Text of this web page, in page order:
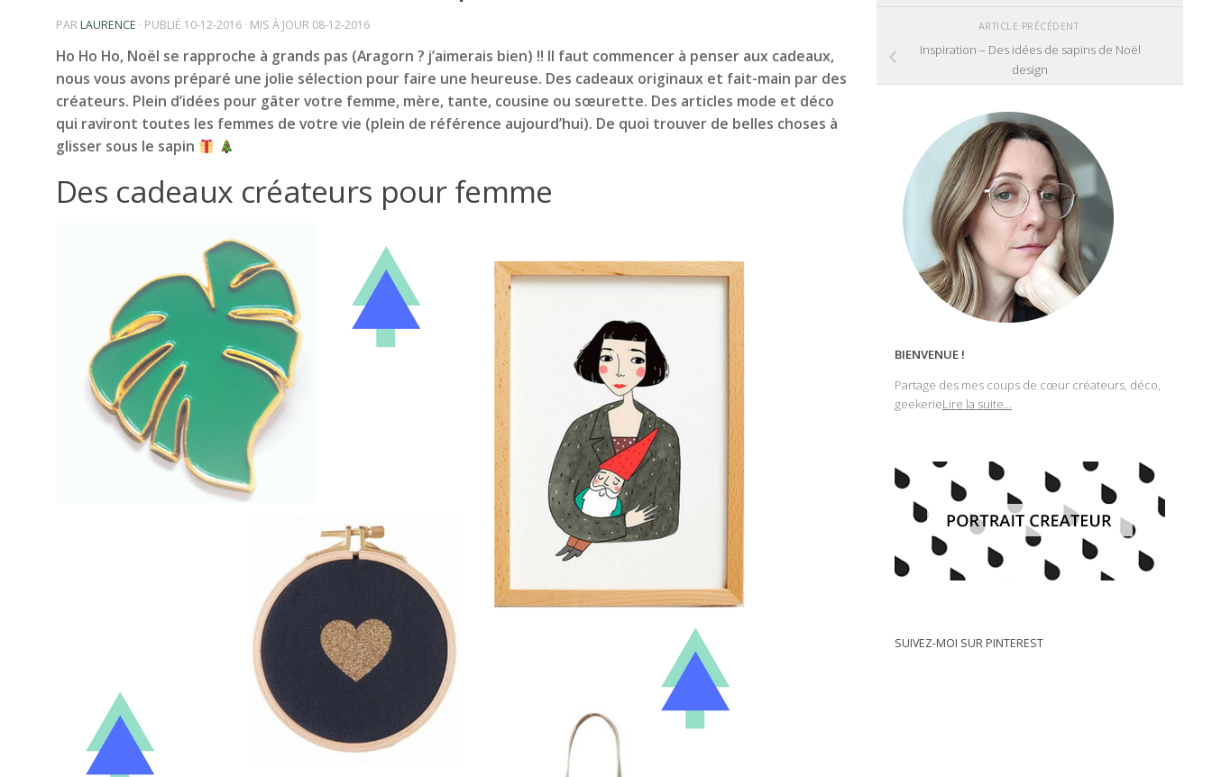
PAR LAURENCE · PUBLIÉ 10-12-2016 · MIS À JOUR 08-12-2016
Ho Ho Ho, Noël se rapproche à grands pas (Aragorn ? j’aimerais bien) !! Il faut commencer à penser aux cadeaux,
nous vous avons préparé une jolie sélection pour faire une heureuse. Des cadeaux originaux et fait-main par des
créateurs. Plein d’idées pour gâter votre femme, mère, tante, cousine ou sœurette. Des articles mode et déco
qui raviront toutes les femmes de votre vie (plein de référence aujourd’hui). De quoi trouver de belles choses à
glisser sous le sapin
Des cadeaux créateurs pour femme
ARTICLE PRÉCÉDENT
Inspiration – Des idées de sapins de Noël
design
BIENVENUE !
Partage des mes coups de cœur créateurs, déco,
geekerieLire la suite...
SUIVEZ-MOI SUR PINTEREST